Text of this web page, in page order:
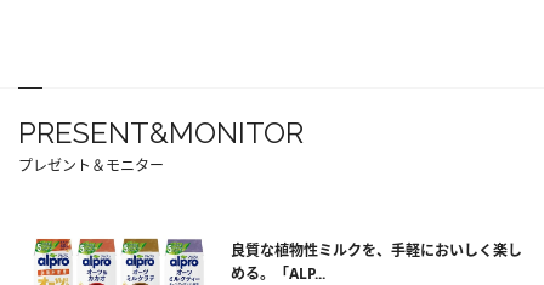
PRESENT&MONITOR
プレゼント＆モニター
良質な植物性ミルクを、手軽においしく楽し
める。「ALP...